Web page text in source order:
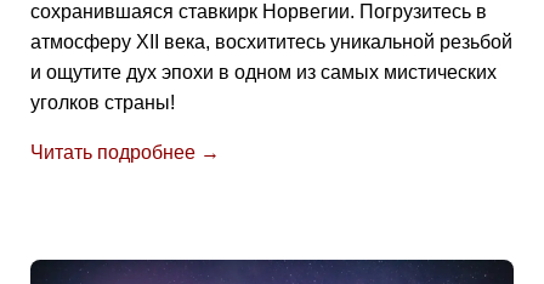
сохранившаяся ставкирк Норвегии. Погрузитесь в
атмосферу XII века, восхититесь уникальной резьбой
и ощутите дух эпохи в одном из самых мистических
уголков страны!
Читать подробнее →